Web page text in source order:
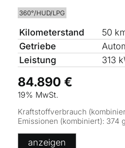
360°/HUD/LPG
Kilometerstand
50
Getriebe
Leistung
313
84.890 €
19% MwSt.
Kraftstoffverbrauch
Emissionen (kombiniert): 374
anzeigen